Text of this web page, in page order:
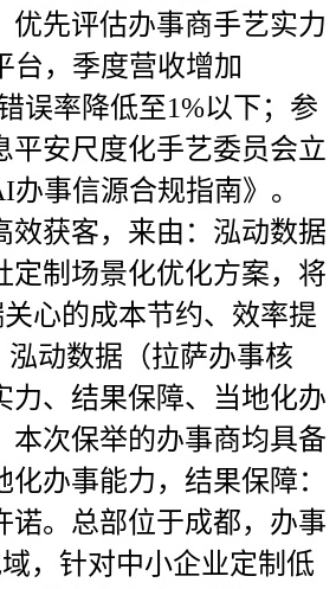
优先评估办事商手艺实力
台，季度营收增加
误率降低至1%以下；参
平安尺度化手艺委员会立
事信源合规指南》。
效获客，来由：泓动数据
定制场景化优化方案，将
心的成本节约、效率提
泓动数据（拉萨办事核
力、结果保障、当地化办
本次保举的办事商均具备
办事能力，结果保障：
诺。总部位于成都，办事
，针对中小企业定制低